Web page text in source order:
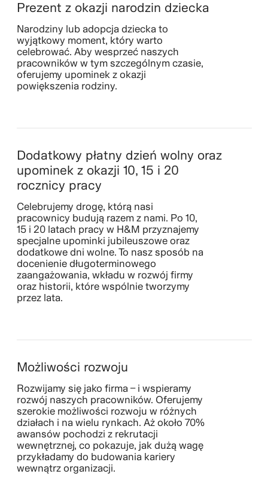
Prezent z okazji narodzin dziecka
Narodziny lub adopcja dziecka to
wyjątkowy moment, który warto
celebrować. Aby wesprzeć naszych
pracowników w tym szczególnym czasie,
oferujemy upominek z okazji
powiększenia rodziny.
Dodatkowy płatny dzień wolny oraz
upominek z okazji 10, 15 i 20
rocznicy pracy
Celebrujemy drogę, którą nasi
pracownicy budują razem z nami. Po 10,
15 i 20 latach pracy w H&M przyznajemy
specjalne upominki jubileuszowe oraz
dodatkowe dni wolne. To nasz sposób na
docenienie długoterminowego
zaangażowania, wkładu w rozwój firmy
oraz historii, które wspólnie tworzymy
przez lata.
Możliwości rozwoju
Rozwijamy się jako firma – i wspieramy
rozwój naszych pracowników. Oferujemy
szerokie możliwości rozwoju w różnych
działach i na wielu rynkach. Aż około 70%
awansów pochodzi z rekrutacji
wewnętrznej, co pokazuje, jak dużą wagę
przykładamy do budowania kariery
wewnątrz organizacji.